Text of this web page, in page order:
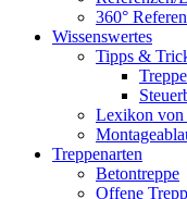
360°
Wissenswertes
Tipps &
Lexikon
Treppenarten
Betontreppe
Offene